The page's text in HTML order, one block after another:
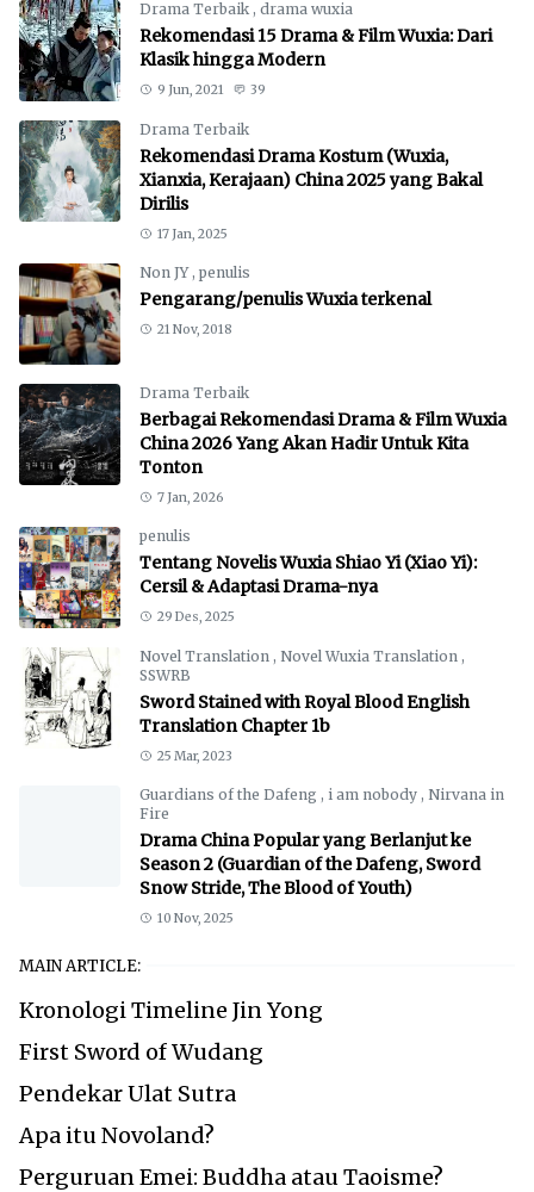
Drama Terbaik , drama wuxia
Rekomendasi 15 Drama & Film Wuxia: Dari
Klasik hingga Modern
9 Jun, 2021 39
Drama Terbaik
Rekomendasi Drama Kostum (Wuxia,
Xianxia, Kerajaan) China 2025 yang Bakal
Dirilis
17 Jan, 2025
Non JY , penulis
Pengarang/penulis Wuxia terkenal
21 Nov, 2018
Drama Terbaik
Berbagai Rekomendasi Drama & Film Wuxia
China 2026 Yang Akan Hadir Untuk Kita
Tonton
7 Jan, 2026
penulis
Tentang Novelis Wuxia Shiao Yi (Xiao Yi):
Cersil & Adaptasi Drama-nya
29 Des, 2025
Novel Translation , Novel Wuxia Translation ,
SSWRB
Sword Stained with Royal Blood English
Translation Chapter 1b
25 Mar, 2023
Guardians of the Dafeng , i am nobody , Nirvana in
Fire
Drama China Popular yang Berlanjut ke
Season 2 (Guardian of the Dafeng, Sword
Snow Stride, The Blood of Youth)
10 Nov, 2025
MAIN ARTICLE:
Kronologi Timeline Jin Yong
First Sword of Wudang
Pendekar Ulat Sutra
Apa itu Novoland?
Perguruan Emei: Buddha atau Taoisme?